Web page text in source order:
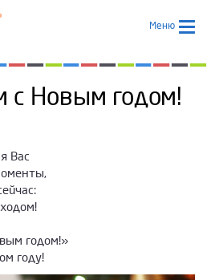
Меню
с Новым годом!
Вас
годом!»
году!